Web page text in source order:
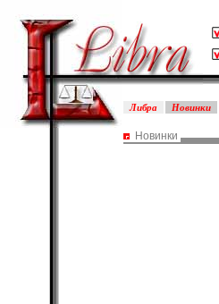
Либра Новинки
Новинки